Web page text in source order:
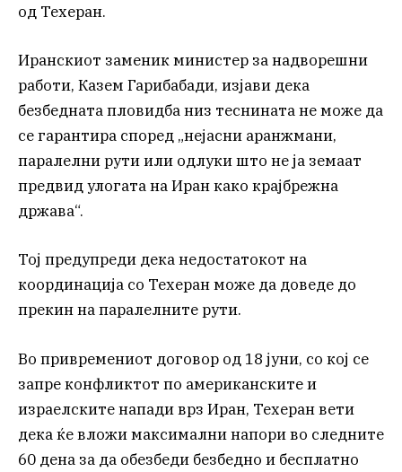
од Техеран.
Иранскиот заменик министер за надворешни
работи, Казем Гарибабади, изјави дека
безбедната пловидба низ теснината не може да
се гарантира според „нејасни аранжмани,
паралелни рути или одлуки што не ја земаат
предвид улогата на Иран како крајбрежна
држава“.
Тој предупреди дека недостатокот на
координација со Техеран може да доведе до
прекин на паралелните рути.
Во привремениот договор од 18 јуни, со кој се
запре конфликтот по американските и
израелските напади врз Иран, Техеран вети
дека ќе вложи максимални напори во следните
60 дена за да обезбеди безбедно и бесплатно